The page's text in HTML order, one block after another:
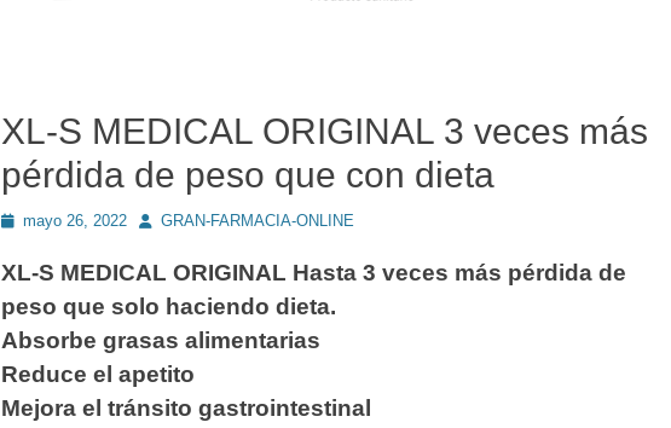
XL-S MEDICAL ORIGINAL 3 veces más
pérdida de peso que con dieta
Publicado
mayo 26, 2022 AutorGRAN-FARMACIA-ONLINE
XL-S MEDICAL ORIGINAL Hasta 3 veces más pérdida de
peso que solo haciendo dieta.
Absorbe grasas alimentarias
Reduce el apetito
Mejora el tránsito gastrointestinal